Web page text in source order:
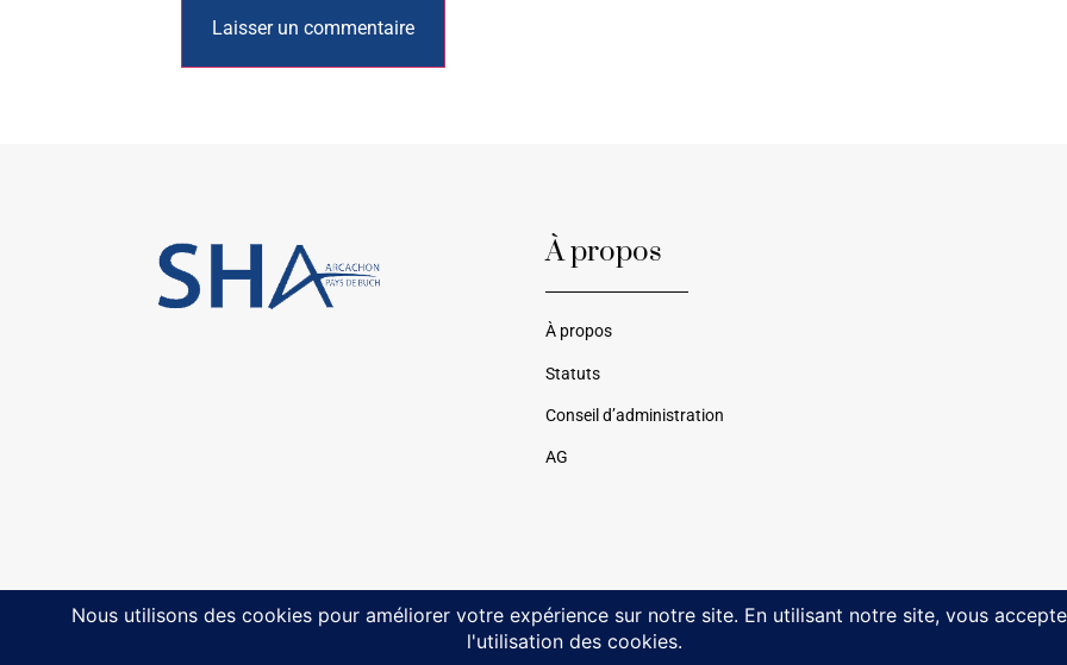
À propos
À propos
Statuts
Conseil d’administration
AG
Politique de confidentialité